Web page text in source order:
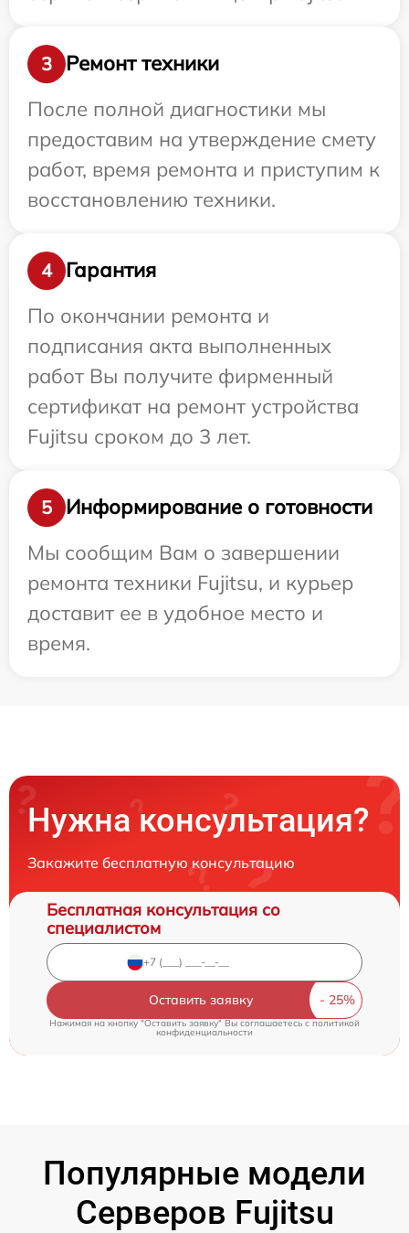
3
Ремонт техники
После полной диагностики мы
предоставим на утверждение смету
работ, время ремонта и приступим к
восстановлению техники.
4
Гарантия
По окончании ремонта и
подписания акта выполненных
работ Вы получите фирменный
сертификат на ремонт устройства
Fujitsu сроком до 3 лет.
5
Информирование о готовности
Мы сообщим Вам о завершении
ремонта техники Fujitsu, и курьер
доставит ее в удобное место и
время.
Нужна консультация?
Закажите бесплатную консультацию
Бесплатная консультация со
специалистом
Оставить заявку
Нажимая на кнопку "Оставить заявку" Вы соглашаетесь cполитикой
конфиденциальности
Популярные модели
Серверов Fujitsu